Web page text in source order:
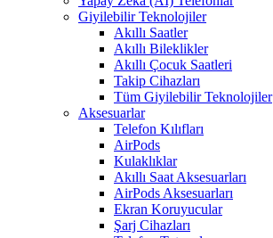
Giyilebilir Teknolojiler
Akıllı Saatler
Akıllı Bileklikler
Akıllı Çocuk Saatleri
Takip Cihazları
Tüm Giyilebilir Teknolojiler
Aksesuarlar
Telefon Kılıfları
AirPods
Kulaklıklar
Akıllı Saat Aksesuarları
AirPods Aksesuarları
Ekran Koruyucular
Şarj Cihazları